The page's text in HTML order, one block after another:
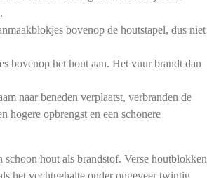
bovenop de houtstapel, dus niet
bovenop het hout aan. Het vuur brandt dan
naar beneden verplaatst, verbranden de
opbrengst en een schonere
schoon hout als brandstof. Verse houtblokken
het vochtgehalte onder ongeveer twintig